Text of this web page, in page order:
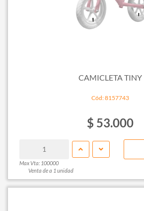
CAMICLETA TINY
Cód: 8157743
$ 53.000
Max Vta: 100000
Venta de a 1 unidad